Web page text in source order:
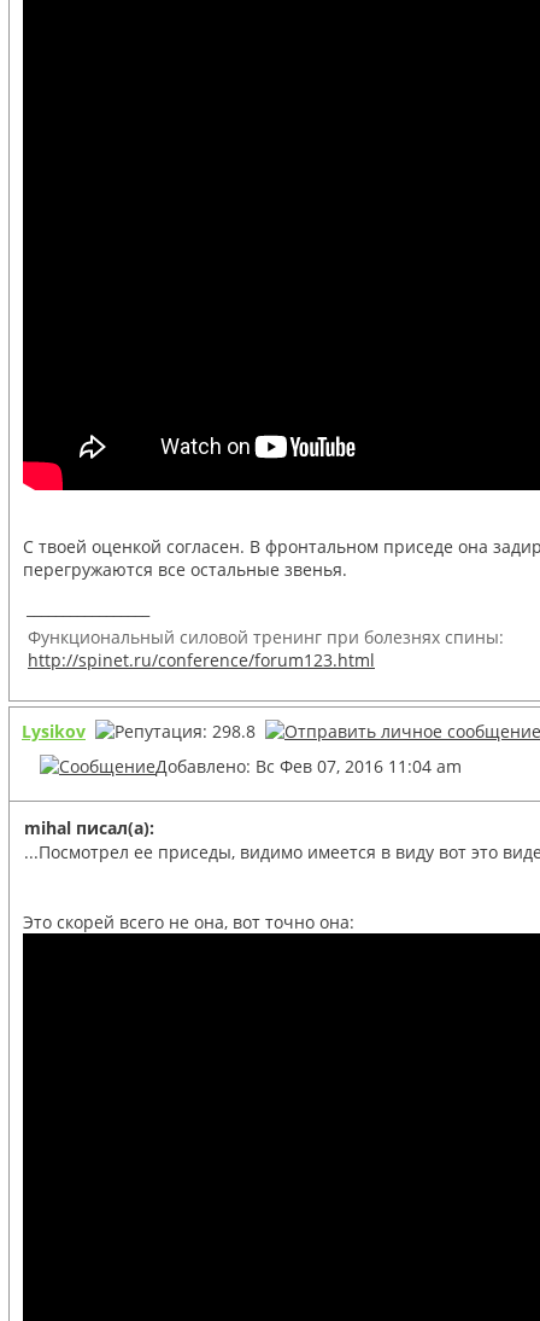
С твоей оценкой согласен. В фронтальном приседе она
перегружаются все остальные звенья.
Функциональный силовой тренинг при болезнях спины:
http://spinet.ru/conference/forum123.html
Lysikov
Добавлено: Вс Фев 07, 2016 11:04 am
mihal писал(а):
...Посмотрел ее приседы, видимо имеется в виду вот это
Это скорей всего не она, вот точно она: